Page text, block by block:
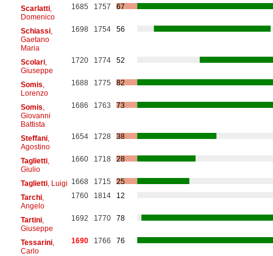
Scarlatti,
Domenico
1685 1757 67
Schiassi,
Gaetano
Maria
1698 1754 56
Scolari,
Giuseppe
1720 1774 52
Somis
Lorenzo
1688 1775 82
Somis
Giovanni
Battista
1686 1763 73
Steffani,
Agostino
1654 1728 38
Taglietti,
Giulio
1660 1718 28
Taglietti, Luigi 1668 1715
25
Tarchi,
Angelo
1760 1814 12
Tartini,
Giuseppe
1692 1770 78
Tessarini,
Carlo
1690 1766 76